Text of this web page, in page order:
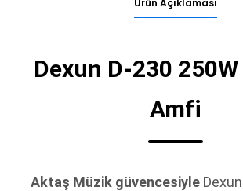
Ürün Açıklaması
Dexun D-230
Amfi
Aktaş Müzik güvencesiyleDexun